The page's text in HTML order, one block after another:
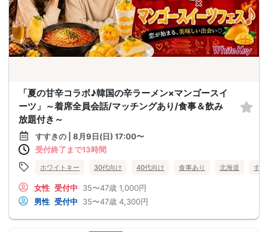
「夏の甘辛コラボ♪韓国の辛ラーメン×マンゴースイ
ーツ」～着席全員会話/マッチングあり/食事＆飲み
放題付き～
すすきの | 8月9日(日) 17:00〜
受付終了まで13時間
ホワイトキー 30代向け 40代向け 食事あり 北海道 す
女性 受付中 35〜47歳 1,000円
男性 受付中 35〜47歳 4,300円